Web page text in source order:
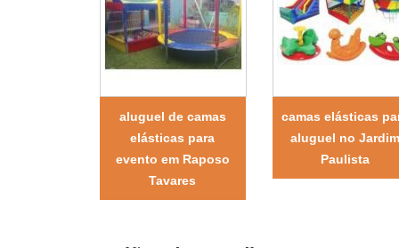
aluguel de camas
elásticas para
evento em Raposo
Tavares
camas elásticas
aluguel no
Paulista